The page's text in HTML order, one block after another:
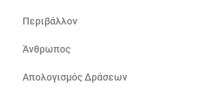
Περιβάλλον
Άνθρωπος
Απολογισμός Δράσεων